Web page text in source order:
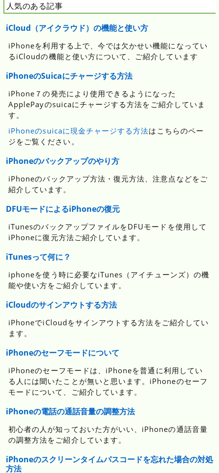
人気のある記事
iCloud（アイクラウド）の機能と使い方
iPhoneを利用する上で、今では欠かせい機能になってい
るiCloudの機能と使い方について、ご紹介しています
iPhoneのSuicaにチャージする方法
iPhone７の発売により使用できるようになった
ApplePayのsuicaにチャージする方法をご紹介していま
す。
iPhoneのsuicaに現金チャージする方法はこちらのペー
ジをご覧ください。
iPhoneのバックアップのやり方
iPhoneのバックアップ方法・復元方法、注意点などをご
紹介しています。
DFUモードによるiPhoneの復元
iTunesのバックアップファイルをDFUモードを使用して
iPhoneに復元方法ご紹介しています。
iTunesって何に？
iphoneを使う時に必要なiTunes（アイチューンズ）の機
能や使い方をご紹介しています。
iCloudのサインアウトする方法
iPhoneでiCloudをサインアウトする方法をご紹介してい
ます。
iPhoneのセーフモードについて
iPhoneのセーフモードは、iPhoneを普通に利用してい
る人には聞いたことが無いと思います。iPhoneのセーフ
モードについて、ご紹介しています。
iPhoneの電話の通話音量の調整方法
初心者の人が知っておいた方がいい、iPhoneの通話音量
の調整方法をご紹介しています。
iPhoneのスクリーンタイムパスコードを忘れた場合の対処
方法